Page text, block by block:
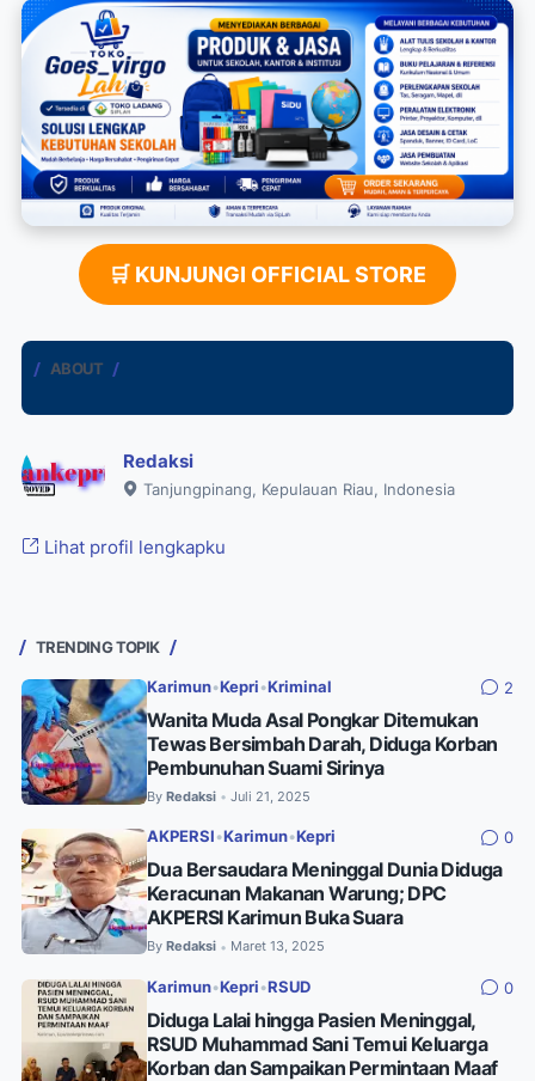
🛒 KUNJUNGI OFFICIAL STORE
ABOUT
Redaksi
Tanjungpinang, Kepulauan Riau, Indonesia
Lihat profil lengkapku
TRENDING TOPIK
Karimun•Kepri •Kriminal 2
Wanita Muda Asal Pongkar Ditemukan
Tewas Bersimbah Darah, Diduga Korban
Pembunuhan Suami Sirinya
By Redaksi • Juli 21, 2025
AKPERSI •Karimun•Kepri 0
Dua Bersaudara Meninggal Dunia Diduga
Keracunan Makanan Warung; DPC
AKPERSI Karimun Buka Suara
By Redaksi • Maret 13, 2025
Karimun•Kepri •RSUD 0
Diduga Lalai hingga Pasien Meninggal,
RSUD Muhammad Sani Temui Keluarga
Korban dan Sampaikan Permintaan Maaf